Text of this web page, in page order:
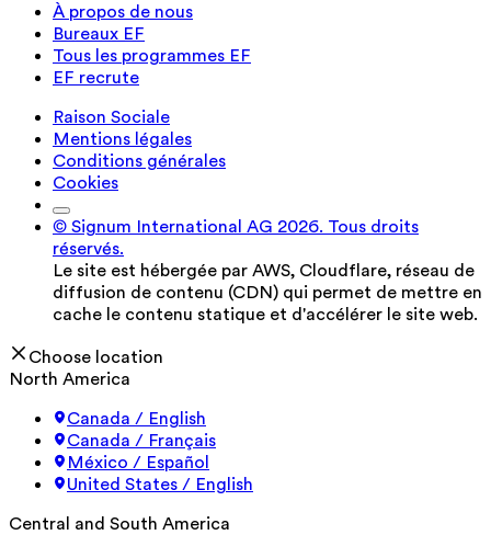
À propos de nous
Bureaux EF
Tous les programmes EF
EF recrute
Raison Sociale
Mentions légales
Conditions générales
Cookies
© Signum International AG 2026. Tous droits
réservés.
Le site est hébergée par AWS, Cloudflare, réseau de
diffusion de contenu (CDN) qui permet de mettre en
cache le contenu statique et d'accélérer le site web.
Choose location
North America
Canada / English
Canada / Français
México / Español
United States / English
Central and South America